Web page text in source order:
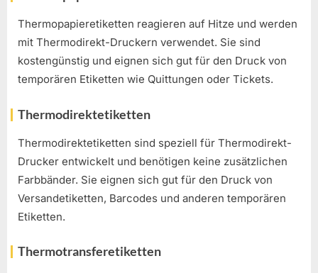
Thermopapieretiketten reagieren auf Hitze und werden
mit Thermodirekt-Druckern verwendet. Sie sind
kostengünstig und eignen sich gut für den Druck von
temporären Etiketten wie Quittungen oder Tickets.
Thermodirektetiketten
Thermodirektetiketten sind speziell für Thermodirekt-
Drucker entwickelt und benötigen keine zusätzlichen
Farbbänder. Sie eignen sich gut für den Druck von
Versandetiketten, Barcodes und anderen temporären
Etiketten.
Thermotransferetiketten